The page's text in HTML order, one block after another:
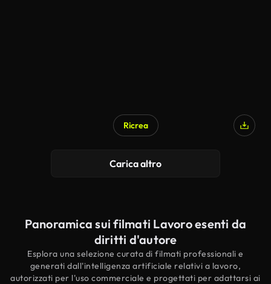
Ricrea
Carica altro
Panoramica sui filmati Lavoro esenti da
diritti d'autore
Esplora una selezione curata di filmati professionali e
generati dall'intelligenza artificiale relativi a lavoro,
autorizzati per l'uso commerciale e progettati per adattarsi ai